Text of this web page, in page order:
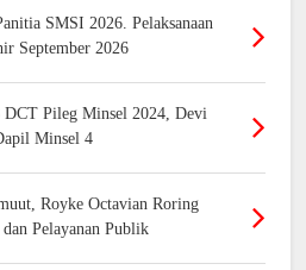
SMSI 2026. Pelaksanaan
September 2026
Pileg Minsel 2024, Devi
Minsel 4
Royke Octavian Roring
Pelayanan Publik